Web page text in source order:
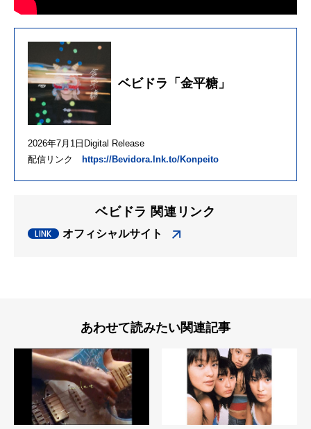
ベビドラ「金平糖」
2026年7月1日Digital Release
配信リンク
https://Bevidora.lnk.to/Konpeito
ベビドラ 関連リンク
オフィシャルサイト
あわせて読みたい関連記事